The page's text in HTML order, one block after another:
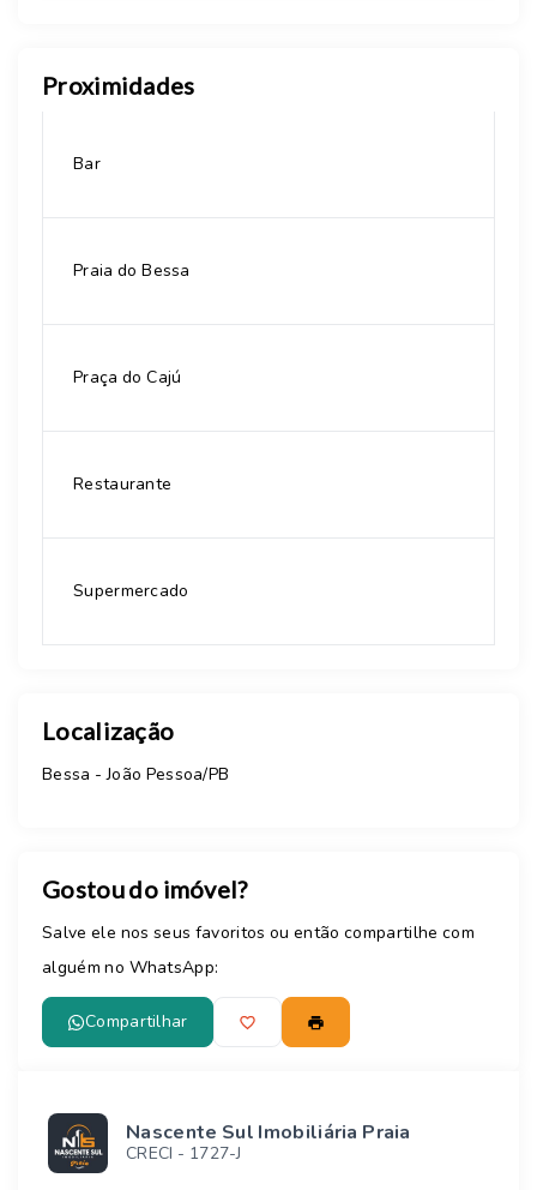
Proximidades
Bar
Praia do Bessa
Praça do Cajú
Restaurante
Supermercado
Localização
Bessa - João Pessoa/PB
Gostou do imóvel?
Salve ele nos seus favoritos ou então compartilhe com
alguém no WhatsApp:
Compartilhar
Nascente Sul Imobiliária Praia
CRECI - 1727-J